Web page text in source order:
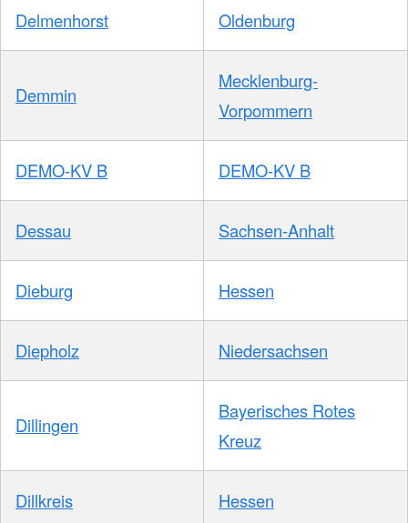
Delmenhorst Oldenburg
Demmin
Mecklenburg-
Vorpommern
DEMO-KV B DEMO-KV B
Dessau Sachsen-Anhalt
Dieburg Hessen
Diepholz Niedersachsen
Dillingen
Bayerisches Rotes
Kreuz
Dillkreis Hessen